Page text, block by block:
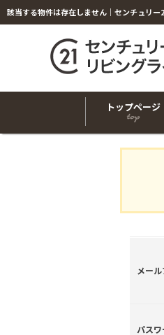
該当する物件は存在しません｜センチュリー
トップページ
メー
パスワ